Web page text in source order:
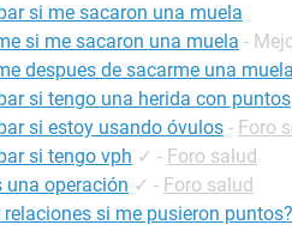
si me sacaron una muela
si me sacaron una muela -
despues de sacarme una muela
si tengo una herida con puntos
si estoy usando óvulos - Foro
si tengo vph ✓ - Foro salud
operación ✓ - Foro salud
si me pusieron puntos?